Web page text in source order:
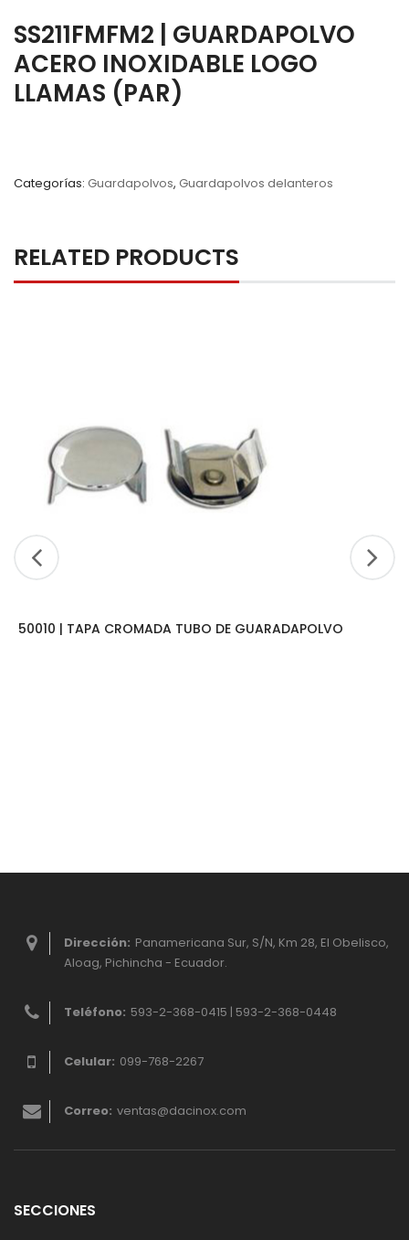
SS211FMFM2 | GUARDAPOLVO
ACERO INOXIDABLE LOGO
LLAMAS (PAR)
Categorías: Guardapolvos, Guardapolvos delanteros
RELATED PRODUCTS
50010 | TAPA CROMADA TUBO DE GUARADAPOLVO
Dirección: Panamericana Sur, S/N, Km 28, El Obelisco,
Aloag, Pichincha - Ecuador.
Teléfono: 593-2-368-0415 | 593-2-368-0448
Celular: 099-768-2267
Correo: ventas@dacinox.com
SECCIONES